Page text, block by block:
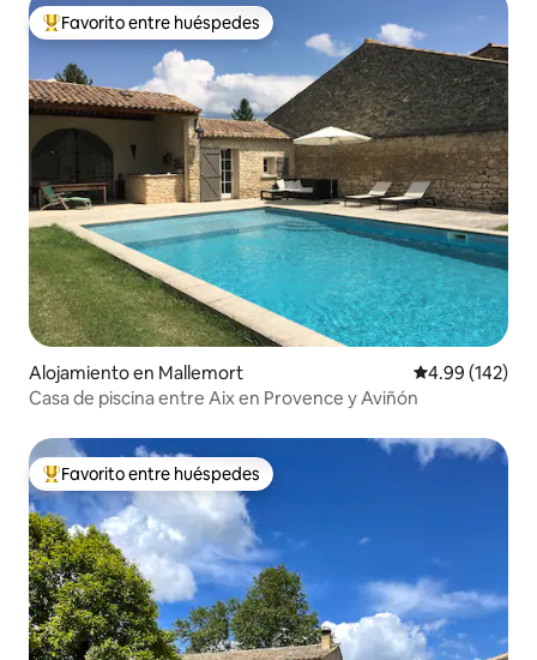
Favorito entre huéspedes preferido
Favorito entre huéspedes
Alojamiento en Mallemort Calificación
4.99 (142)
Casa de piscina entre Aix en Provence y Aviñón
Favorito entre huéspedes preferido
Favorito entre huéspedes